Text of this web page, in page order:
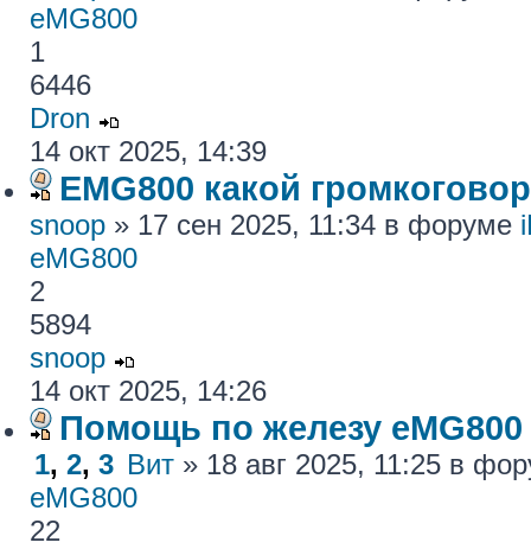
eMG800
1
6446
Dron
14 окт 2025, 14:39
EMG800 какой
snoop » 17 сен 2025, 11:34 в форуме
eMG800
2
5894
snoop
14 окт 2025, 14:26
Помощь по железу eMG800
1, 2, 3 Вит » 18 авг 2025, 11:25 в
eMG800
22